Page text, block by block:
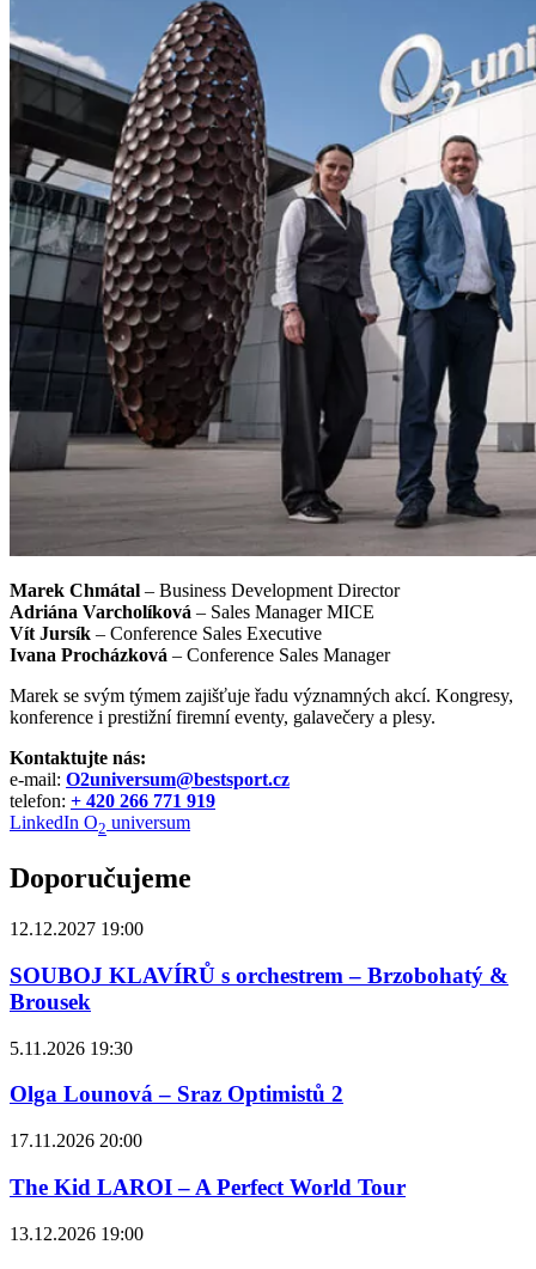
Marek Chmátal – Business Development Director
Adriána Varcholíková – Sales Manager MICE
Vít Jursík – Conference Sales Executive
Ivana Procházková – Conference Sales Manager
Marek se svým týmem zajišťuje řadu významných akcí. Kongresy,
konference i prestižní firemní eventy, galavečery a plesy.
Kontaktujte nás:
e-mail: O2universum@bestsport.cz
telefon: + 420 266 771 919
LinkedIn O2 universum
Doporučujeme
12.12.2027 19:00
SOUBOJ KLAVÍRŮ s orchestrem – Brzobohatý &
Brousek
5.11.2026 19:30
Olga Lounová – Sraz Optimistů 2
17.11.2026 20:00
The Kid LAROI – A Perfect World Tour
13.12.2026 19:00